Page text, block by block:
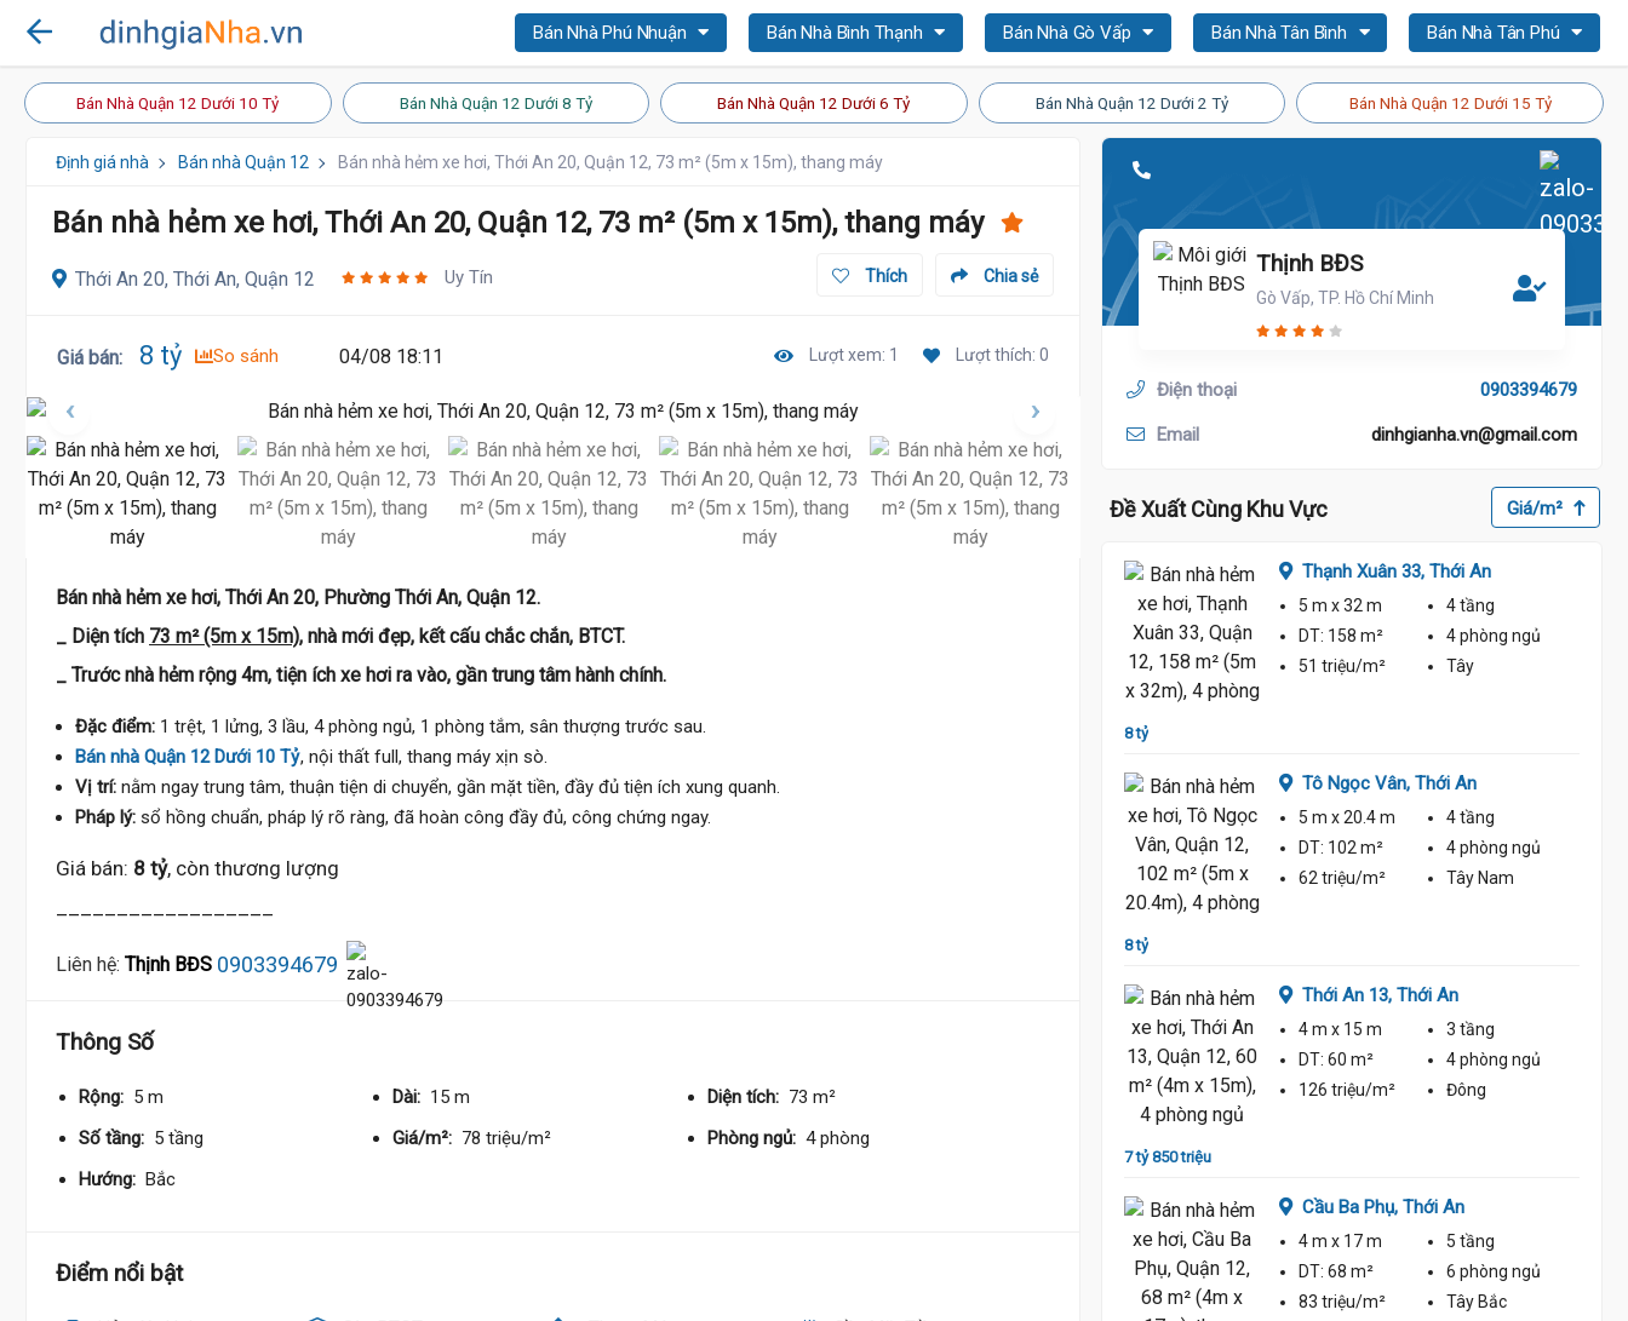
Bán Nhà Phú Nhuận Bán Nhà Bình Thạnh Bán Nhà Gò Vấp Bán Nhà Tân Bình Bán Nhà Tân Phú
Bán Nhà Quận 12 Dưới 10 Tỷ Bán Nhà Quận 12 Dưới 8 Tỷ Bán Nhà Quận 12 Dưới 6 Tỷ Bán Nhà Quận 12 Dưới 2 Tỷ Bán Nhà Quận 12 Dưới 15 Tỷ
Định giá nhà Bán nhà Quận 12 Bán nhà hẻm xe hơi, Thới An 20, Quận 12, 73 m² (5m x 15m), thang máy
Bán nhà hẻm xe hơi, Thới An 20, Quận 12, 73 m² (5m x 15m), thang máy
Thới An 20, Thới An, Quận 12 Uy Tín Chia sẻ
Thích
Giá bán: 8 tỷ So sánh 04/08 18:11 Lượt xem: 1 Lượt thích: 0
Bán nhà hẻm xe hơi, Thới An 20, Phường Thới An, Quận 12.
_ Diện tích 73 m² (5m x 15m), nhà mới đẹp, kết cấu chắc chắn, BTCT.
_ Trước nhà hẻm rộng 4m, tiện ích xe hơi ra vào, gần trung tâm hành chính.
Đặc điểm: 1 trệt, 1 lửng, 3 lầu, 4 phòng ngủ, 1 phòng tắm, sân thượng trước sau.
Bán nhà Quận 12 Dưới 10 Tỷ, nội thất full, thang máy xịn sò.
Vị trí: nằm ngay trung tâm, thuận tiện di chuyển, gần mặt tiền, đầy đủ tiện ích xung quanh.
Pháp lý: sổ hồng chuẩn, pháp lý rõ ràng, đã hoàn công đầy đủ, công chứng ngay.
Giá bán: 8 tỷ, còn thương lượng
Liên hệ: Thịnh BĐS 0903394679
Thông Số
Rộng: 5 m Dài: 15 m Diện tích: 73 m²
Số tầng: 5 tầng Giá/m²: 78 triệu/m² Phòng ngủ: 4 phòng
Hướng: Bắc
Điểm nổi bật
Thịnh BĐS
Gò Vấp, TP. Hồ Chí Minh
Điện thoại 0903394679
Email dinhgianha.vn@gmail.com
Đề Xuất Cùng Khu Vực Giá/m²
6 tỷ 500 triệu 8 tỷ
Thạnh Xuân 33, Thới An
5 m x 32 m
4 tầng
DT: 158 m² 4 phòng ngủ
51 triệu/m²
Tây
8 tỷ
Tô Ngọc Vân, Thới An
5 m x 20.4 m
4 tầng
DT: 102 m² 4 phòng ngủ
62 triệu/m²
Tây Nam
7 tỷ 850 triệu
Thới An 13, Thới An
4 m x 15 m
3 tầng
DT: 60 m² 4 phòng ngủ
126 triệu/m²
Đông
Cầu Ba Phụ, Thới An
4 m x 17 m
5 tầng
DT: 68 m² 6 phòng ngủ
83 triệu/m²
Tây Bắc